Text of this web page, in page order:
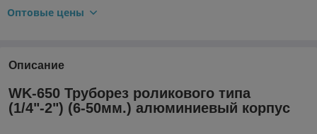
Оптовые цены
Описание
WK-650 Труборез роликового типа
(1/4"-2") (6-50мм.) алюминиевый корпус